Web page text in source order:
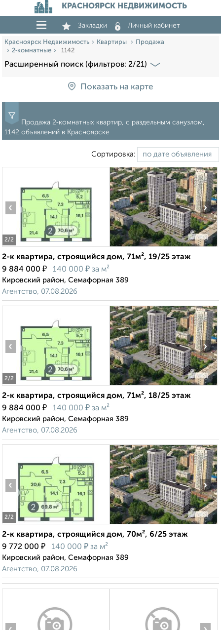
КРАСНОЯРСК НЕДВИЖИМОСТЬ
Закладки Личный кабинет
Красноярск Недвижимость Квартиры
Продажа
2‑комнатные
1142
Расширенный поиск (фильтров: 2/21)
Показать на карте
Продажа 2‑комнатных квартир, с раздельным санузлом,
1142 объявлений в Красноярске
Сортировка:
2/2
‹ ›
2-к квартира, строящийся дом, 71м², 19/25 этаж
9 884 000 ₽ 140 000 ₽ за м²
Кировский район, Семафорная 389
Агентство, 07.08.2026
2/2
‹ ›
2-к квартира, строящийся дом, 71м², 18/25 этаж
9 884 000 ₽ 140 000 ₽ за м²
Кировский район, Семафорная 389
Агентство, 07.08.2026
2/2
‹ ›
2-к квартира, строящийся дом, 70м², 6/25 этаж
9 772 000 ₽ 140 000 ₽ за м²
Кировский район, Семафорная 389
Агентство, 07.08.2026